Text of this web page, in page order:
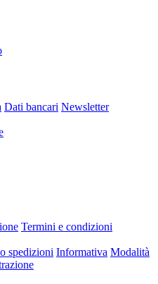
Dati bancari Newsletter
Termini e condizioni
spedizioni Informativa Modalità